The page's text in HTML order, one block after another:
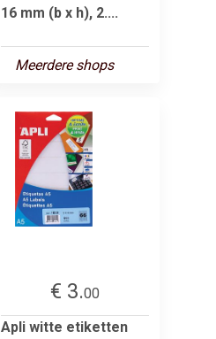
16 mm (b x h), 2....
Meerdere shops
€ 3.00
Apli witte etiketten